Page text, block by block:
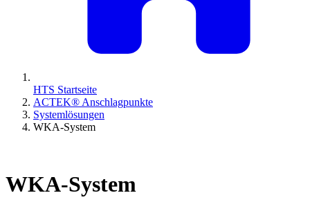
HTS Startseite
ACTEK® Anschlagpunkte
Systemlösungen
WKA-System
WKA-System